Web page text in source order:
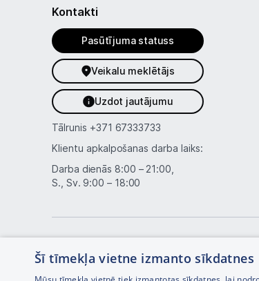
Kontakti
Pasūtījuma statuss
Veikalu meklētājs
Uzdot jautājumu
Tālrunis +371 67333733
Klientu apkalpošanas darba laiks:
Darba dienās 8:00 – 21:00,
S., Sv. 9:00 – 18:00
Šī tīmekļa vietne izmanto sīkdatnes